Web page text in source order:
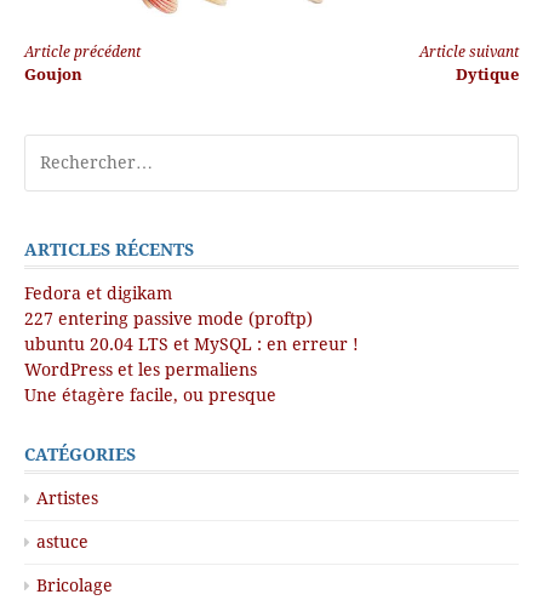
Article précédent
Goujon
Article suivant
Dytique
ARTICLES RÉCENTS
Fedora et digikam
227 entering passive mode (proftp)
ubuntu 20.04 LTS et MySQL : en erreur !
WordPress et les permaliens
Une étagère facile, ou presque
CATÉGORIES
Artistes
astuce
Bricolage